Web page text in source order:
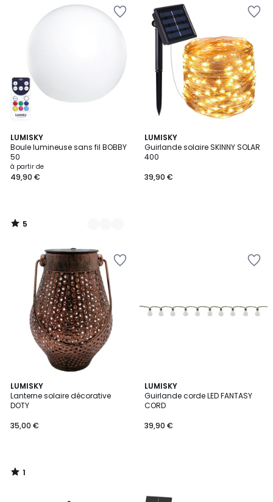
LUMISKY
Boule lumineuse sans fil BOBBY
50
à partir de
49,90 €
5
/
5
2
Couleurs
5
/
LUMISKY
Guirlande solaire SKINNY SOLAR
400
39,90 €
LUMISKY
Lanterne solaire décorative
DOTY
35,00 €
1
/
5
1
/
LUMISKY
Guirlande corde LED FANTASY
CORD
39,90 €